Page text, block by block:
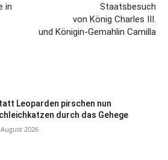
in
Staatsbesuch
von König Charles III.
und Königin-Gemahlin Camilla
Leoparden pirschen nun
durch das Gehege
2026